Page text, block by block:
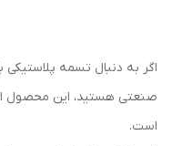
اگر به دنبال تسمه
صنعتی هستید، این محصول
است.